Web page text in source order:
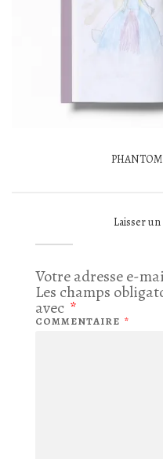
Laisser
Votre adresse e-
Les champs
avec *
COMMENTAIRE *